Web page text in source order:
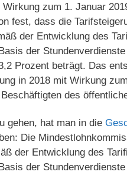
zum 1. Januar
fest, dass die
der Entwicklung des
der
Prozent beträgt. Das
in 2018 mit Wirkung
des
gehen, hat man in die
Die
der Entwicklung des
der